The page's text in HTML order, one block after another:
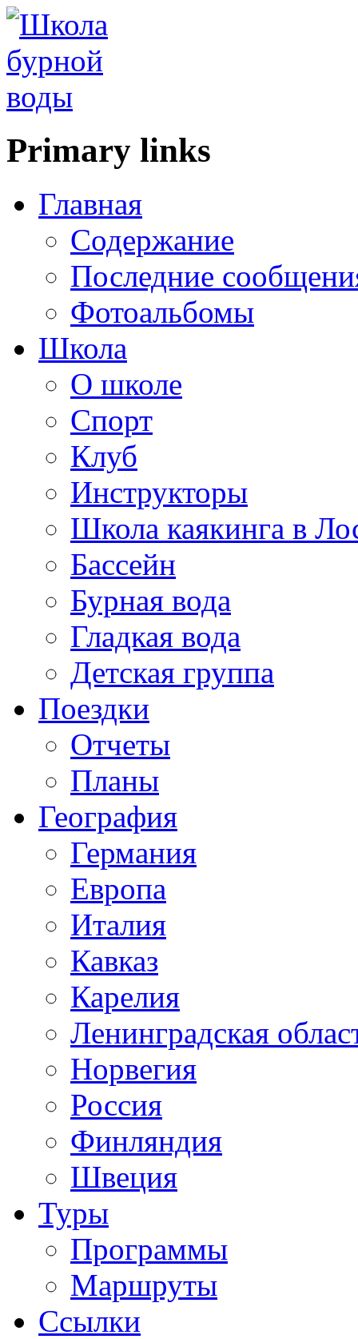
Primary links
Главная
Содержание
Последние
Фотоальбомы
Школа
О школе
Спорт
Клуб
Инструкторы
Школа каякинга в
Бассейн
Бурная вода
Гладкая вода
Детская группа
Поездки
Отчеты
Планы
География
Германия
Европа
Италия
Кавказ
Карелия
Ленинградская
Норвегия
Россия
Финляндия
Швеция
Туры
Программы
Маршруты
Ссылки